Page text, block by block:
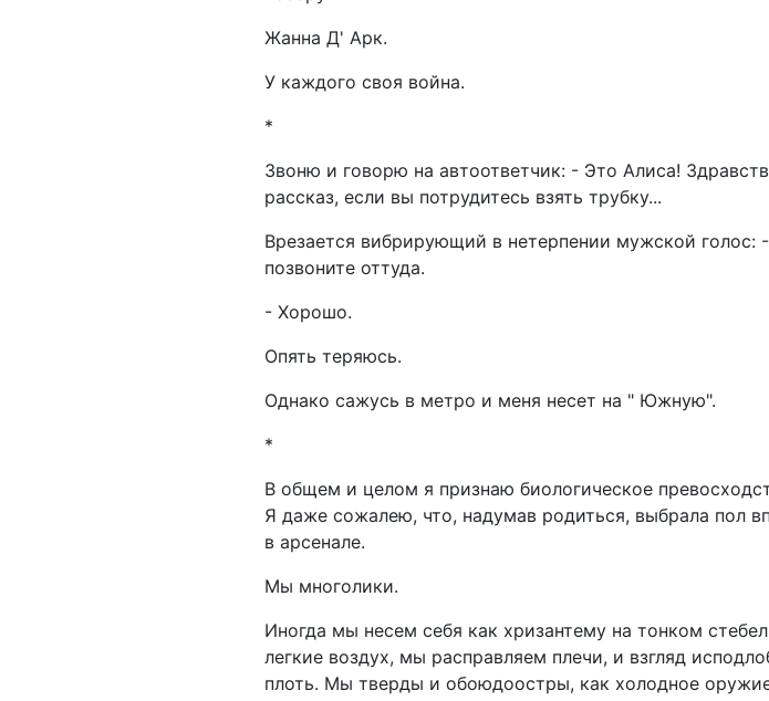
Жанна Д' Арк.
У каждого своя война.
*
Звоню и говорю на автоответчик: - Это Алиса!
рассказ, если вы потрудитесь взять трубку...
Врезается вибрирующий в нетерпении мужской
позвоните оттуда.
- Хорошо.
Опять теряюсь.
Однако сажусь в метро и меня несет на " Южную".
*
В общем и целом я признаю биологическое
Я даже сожалею, что, надумав родиться, выбрала пол
в арсенале.
Мы многолики.
Иногда мы несем себя как хризантему на тонком
легкие воздух, мы расправляем плечи, и взгляд
плоть. Мы тверды и обоюдоостры, как холодное